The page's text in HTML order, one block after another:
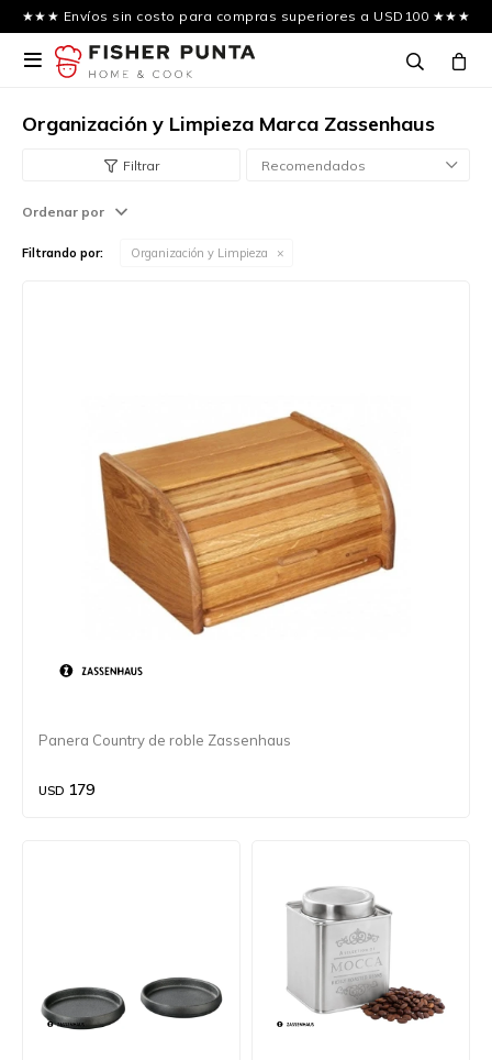
★★★ Envíos sin costo para compras superiores a USD100 ★★★

Organización y Limpieza Marca Zassenhaus
Recomendados
Ordenar por
Filtrando por: Organización y Limpieza
Panera Country de roble Zassenhaus
USD 179